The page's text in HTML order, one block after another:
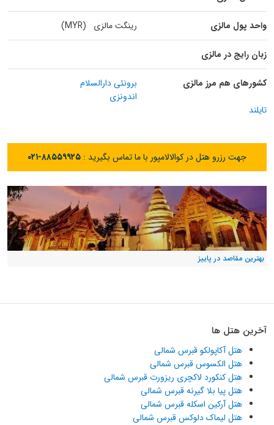
واحد پول مالزی رینگت مالزی (MYR)
زبان رایج در مالزی
کشورهای هم مرز مالزی
برونئی دارالسلام
اندونزی
تایلند
جهت رزرو هتل در کوالالامپور با ما تماس بگیرید : ۰۲۱-۸۸۵۵۹۹۲۵
بهترین مقاصد در پاییز
آخرین هتل ها
هتل آکاپولکو قبرس شمالی
هتل الکسوس قبرس شمالی
هتل کنکورد لاکچری ریزورت قبرس شمالی
هتل پیا بلا گیرنه قبرس شمالی
هتل آرکین اسکله قبرس شمالی
هتل لیماک دلوکس قبرس شمالی